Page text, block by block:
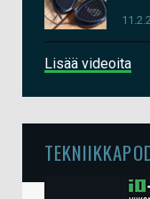
Lisää videoita